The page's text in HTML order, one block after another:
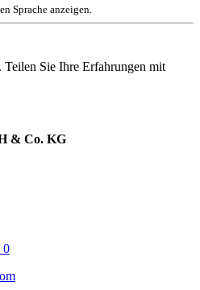
Sprache anzeigen.
Sie Ihre Erfahrungen mit
& Co. KG
0